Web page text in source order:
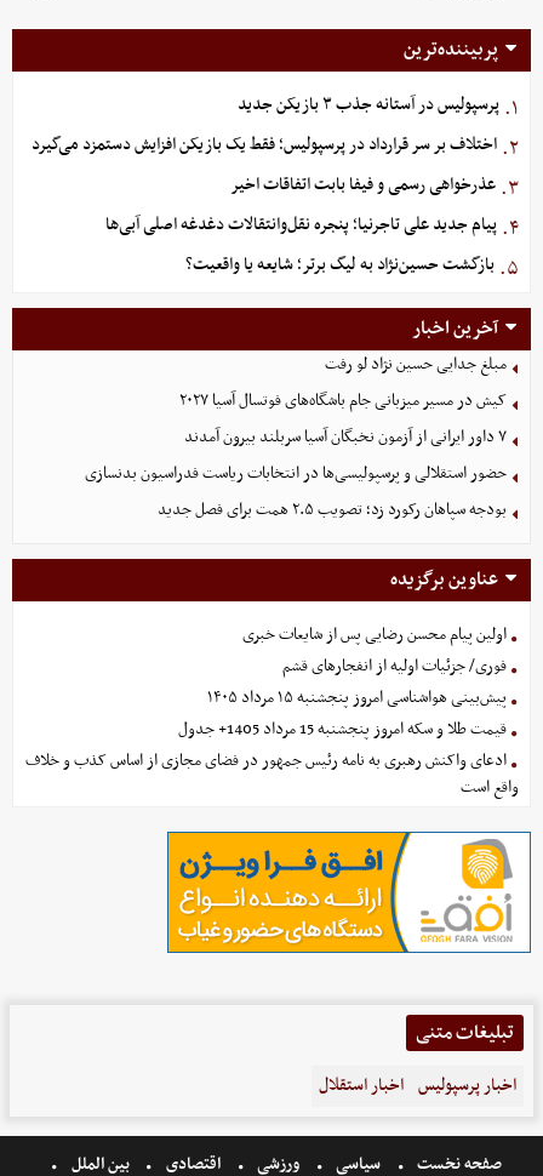
پربیننده‌ترین
۱. پرسپولیس در آستانه جذب ۳ بازیکن جدید
۲. اختلاف بر سر قرارداد در پرسپولیس؛ فقط یک بازیکن افزایش دستمزد می‌گیرد
۳. عذرخواهی رسمی و فیفا بابت اتفاقات اخیر
۴. پیام جدید علی تاجرنیا؛ پنجره نقل‌وانتقالات دغدغه اصلی آبی‌ها
۵. بازگشت حسین‌نژاد به لیگ برتر؛ شایعه یا واقعیت؟
آخرین اخبار
مبلغ جدایی حسین نژاد لو رفت
کیش در مسیر میزبانی جام باشگاه‌های فوتسال آسیا ۲۰۲۷
۷ داور ایرانی از آزمون نخبگان آسیا سربلند بیرون آمدند
حضور استقلالی و پرسپولیسی‌ها در انتخابات ریاست فدراسیون بدنسازی
بودجه سپاهان رکورد زد؛ تصویب ۲.۵ همت برای فصل جدید
عناوین برگزیده
اولین پیام محسن رضایی پس از شایعات خبری
فوری/ جزئیات اولیه از انفجارهای قشم
پیش‌بینی هواشناسی امروز پنجشنبه ۱۵ مرداد ۱۴۰۵
قیمت طلا و سکه امروز پنجشنبه 15 مرداد 1405+ جدول
ادعای واکنش رهبری به نامه رئیس جمهور در فضای مجازی از اساس کذب و خلاف
واقع است
تبلیغات متنی
اخبار پرسپولیس اخبار استقلال
صفحه نخست سیاسی ورزشی اقتصادی بین الملل